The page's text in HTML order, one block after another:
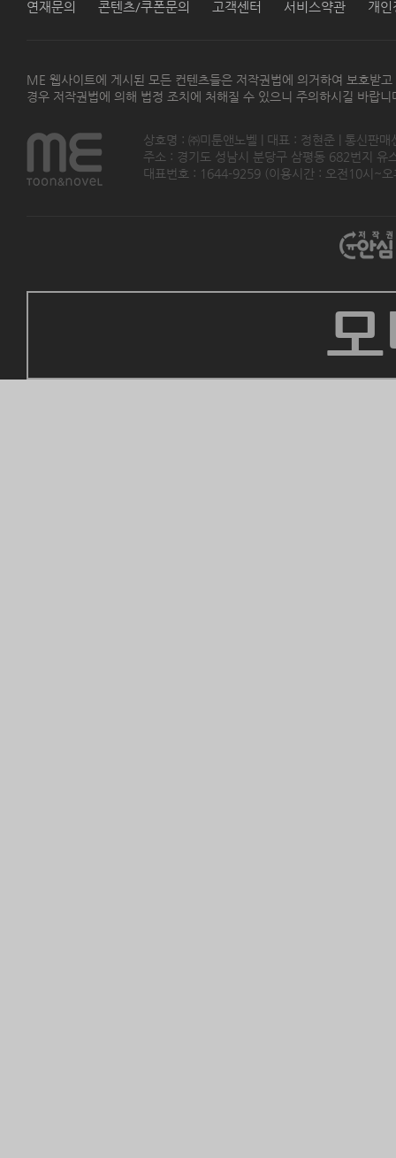
연재문의 콘텐츠/쿠폰문의 고객센터 서비스약관 개인
ME 웹사이트에 게시된 모든 컨텐츠들은 저작권법에 의거하여 보호받
경우 저작권법에 의해 법정 조치에 처해질 수 있으니 주의하시길 바랍니
상호명 : ㈜미툰앤노벨 | 대표 : 정현준 | 통신판
주소 : 경기도 성남시 분당구 삼평동 682번지
대표번호 : 1644-9259 (이용시간 : 오전10시~